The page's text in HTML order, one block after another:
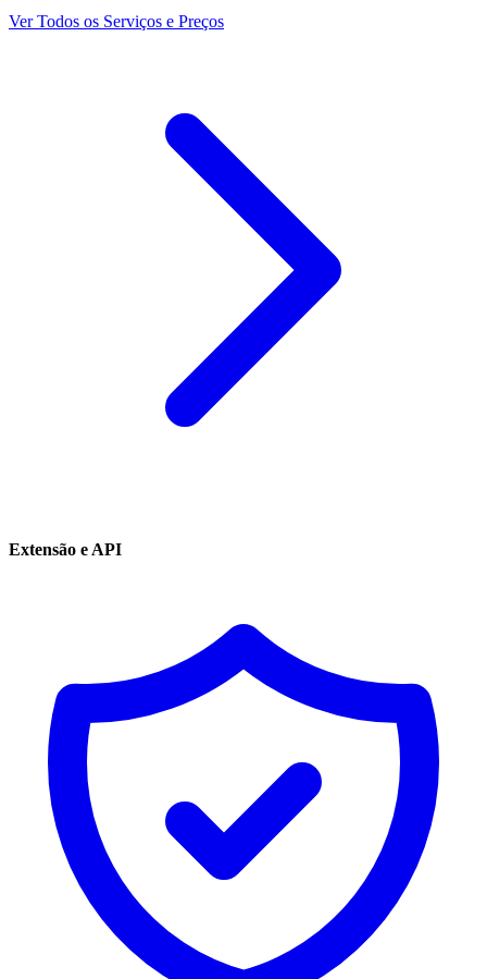
Ver Todos os Serviços e Preços
Extensão e API